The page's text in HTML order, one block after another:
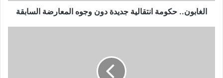
الغابون.. حكومة انتقالية جديدة دون وجوه المعارضة السابقة